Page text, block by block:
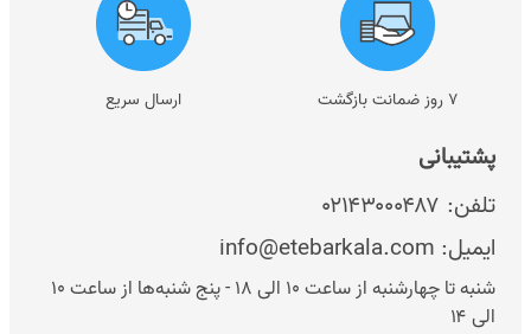
پشتیبانی
تلفن: ۰۲۱۴۳۰۰۰۴۸۷
ایمیل: info@etebarkala.com
شنبه تا چهارشنبه از ساعت ۱۰ الی ۱۸ - پنج شنبه‌ها از ساعت ۱۰
الی ۱۴
۷ روز ضمانت بازگشت ارسال سریع